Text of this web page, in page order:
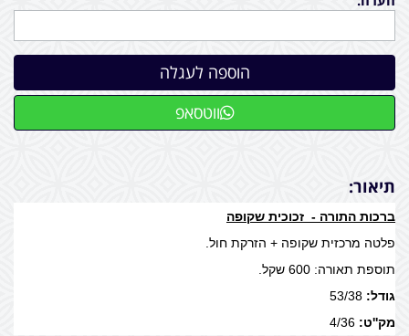
ווטסאפ
תיאור:
ברכות התורה - זכוכית שקופה
פלטה מרכזית שקופה + הזרקת חול.
תוספת תאורה: 600 שקל.
גודל: 53/38
מק''ט: